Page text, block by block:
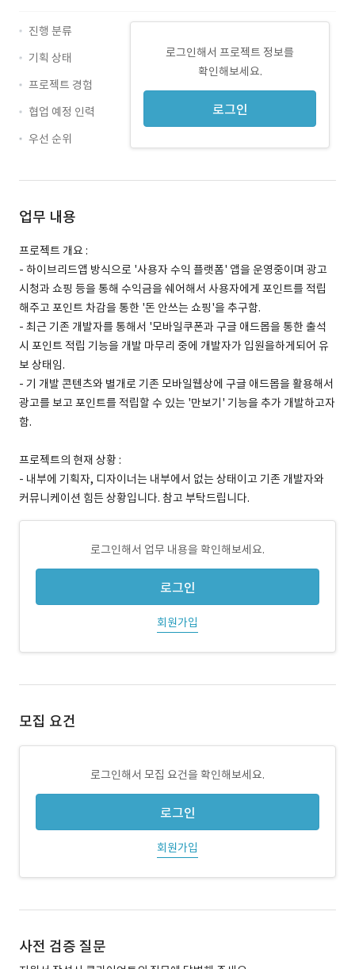
로그인해서 프로젝트 정보를
확인해보세요.
로그인
진행 분류
기획 상태
프로젝트 경험
협업 예정 인력
우선 순위
업무 내용
프로젝트 개요 :
- 하이브리드앱 방식으로 '사용자 수익 플랫폼' 앱을 운영중이며 광고
시청과 쇼핑 등을 통해 수익금을 쉐어해서 사용자에게 포인트를 적립
해주고 포인트 차감을 통한 '돈 안쓰는 쇼핑'을 추구함.
- 최근 기존 개발자를 통해서 '모바일쿠폰과 구글 애드몹을 통한 출석
시 포인트 적립 기능을 개발 마무리 중에 개발자가 입원을하게되어 유
보 상태임.
- 기 개발 콘텐츠와 별개로 기존 모바일웹상에 구글 애드몹을 활용해서
광고를 보고 포인트를 적립할 수 있는 '만보기' 기능을 추가 개발하고자
함.
프로젝트의 현재 상황 :
- 내부에 기획자, 디자이너는 내부에서 없는 상태이고 기존 개발자와
커뮤니케이션 힘든 상황입니다. 참고 부탁드립니다.
로그인해서 업무 내용을 확인해보세요.
로그인
회원가입
모집 요건
로그인해서 모집 요건을 확인해보세요.
로그인
회원가입
사전 검증 질문